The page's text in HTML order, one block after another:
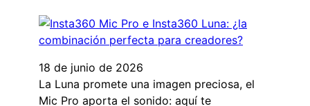
18 de junio de 2026
La Luna promete una imagen preciosa, el
Mic Pro aporta el sonido: aquí te